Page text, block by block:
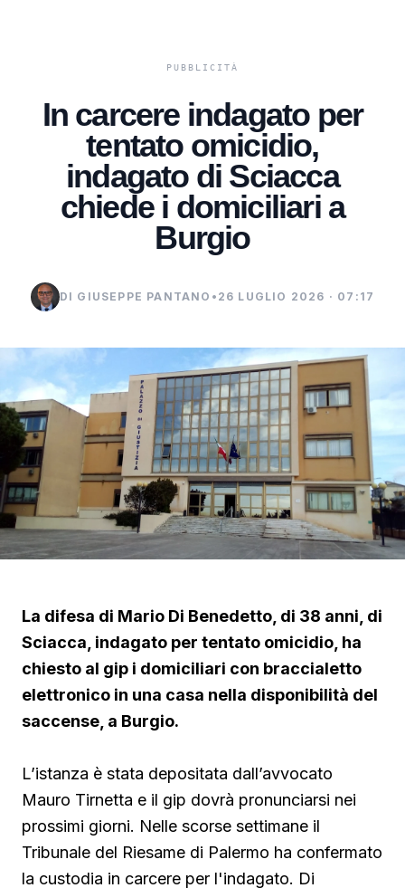
In carcere indagato per
tentato omicidio,
indagato di Sciacca
chiede i domiciliari a
Burgio
DI GIUSEPPE PANTANO • 26 LUGLIO 2026 · 07:17
La difesa di Mario Di Benedetto, di 38 anni, di
Sciacca, indagato per tentato omicidio, ha
chiesto al gip i domiciliari con braccialetto
elettronico in una casa nella disponibilità del
saccense, a Burgio.
L’istanza è stata depositata dall’avvocato
Mauro Tirnetta e il gip dovrà pronunciarsi nei
prossimi giorni. Nelle scorse settimane il
Tribunale del Riesame di Palermo ha confermato
la custodia in carcere per l'indagato. Di